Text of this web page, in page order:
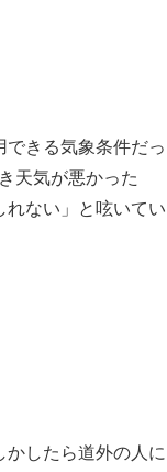
きる気象条件だっ
天気が悪かった
ない」と呟いてい
かしたら道外の人に